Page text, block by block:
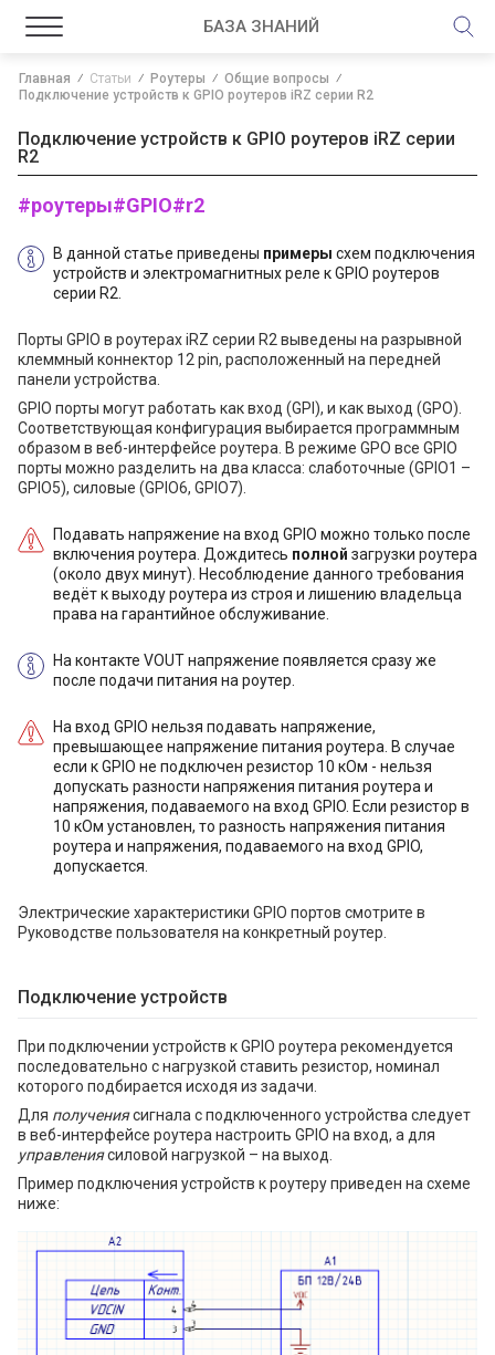
БАЗА ЗНАНИЙ
Главная Статьи Роутеры
Общие вопросы
Подключение устройств к GPIO роутеров iRZ серии R2
Подключение устройств к GPIO роутеров iRZ серии
R2
#роутеры#GPIO#r2
В данной статье приведены примеры схем подключения
устройств и электромагнитных реле к GPIO роутеров
серии R2.
Порты GPIO в роутерах iRZ серии R2 выведены на разрывной
клеммный коннектор 12 pin, расположенный на передней
панели устройства.
GPIO порты могут работать как вход (GPI), и как выход (GPO).
Соответствующая конфигурация выбирается программным
образом в веб-интерфейсе роутера. В режиме GPO все GPIO
порты можно разделить на два класса: слаботочные (GPIO1 –
GPIO5), силовые (GPIO6, GPIO7).
Подавать напряжение на вход GPIO можно только после
включения роутера. Дождитесь полной загрузки роутера
(около двух минут). Несоблюдение данного требования
ведёт к выходу роутера из строя и лишению владельца
права на гарантийное обслуживание.
На контакте VOUT напряжение появляется сразу же
после подачи питания на роутер.
На вход GPIO нельзя подавать напряжение,
превышающее напряжение питания роутера. В случае
если к GPIO не подключен резистор 10 кОм - нельзя
допускать разности напряжения питания роутера и
напряжения, подаваемого на вход GPIO. Если резистор в
10 кОм установлен, то разность напряжения питания
роутера и напряжения, подаваемого на вход GPIO,
допускается.
Электрические характеристики GPIO портов смотрите в
Руководстве пользователя на конкретный роутер.
Подключение устройств
При подключении устройств к GPIO роутера рекомендуется
последовательно с нагрузкой ставить резистор, номинал
которого подбирается исходя из задачи.
Для получениясигнала с подключенного устройства следует
в веб-интерфейсе роутера настроить GPIO на вход, а для
управлениясиловой нагрузкой – на выход.
Пример подключения устройств к роутеру приведен на схеме
ниже: